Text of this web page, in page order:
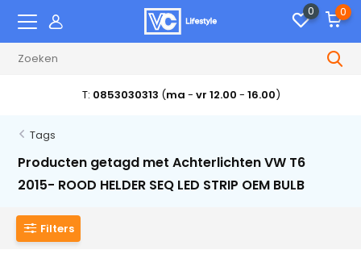
0 0
T: 0853030313 (ma - vr 12.00 - 16.00)
Tags
Producten getagd met Achterlichten VW T6
2015- ROOD HELDER SEQ LED STRIP OEM BULB
Filters